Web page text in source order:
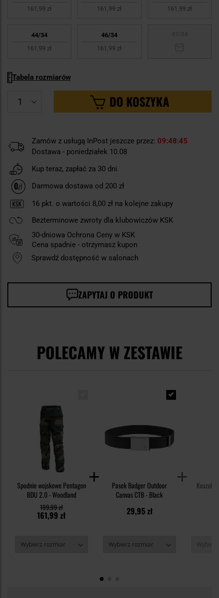
161,99 zł
161,99 zł
161,99 zł
44/34
161,99 zł
46/34
161,99 zł
Tabela rozmiarów
DO KOSZYKA
Zamów z usługą InPost jeszcze przez: 09 48 43
Dostawa - poniedziałek 10.08
Kup teraz, zapłać za 30 dni
Darmowa dostawa od 200 zł
16 pkt. o wartości 8,00 zł na kolejne zakupy
Bezterminowe zwroty dla klubowiczów KSK
30-dniowa Ochrona Ceny w KSK
Cena spadnie - otrzymasz kupon
Sprawdź dostępność w salonach
ZAPYTAJ O PRODUKT
POLECAMY W ZESTAWIE
Spodnie wojskowe Pentagon
BDU 2.0 - Woodland
161,99 zł
199,99 zł
Pasek Badger Outdoor
Canvas CTB - Black
29,95 zł